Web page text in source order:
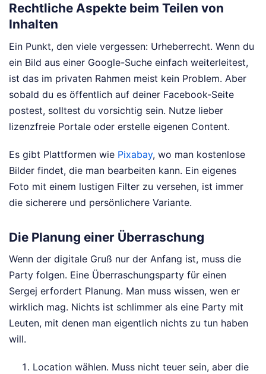
Rechtliche Aspekte beim Teilen von
Inhalten
Ein Punkt, den viele vergessen: Urheberrecht. Wenn du
ein Bild aus einer Google-Suche einfach weiterleitest,
ist das im privaten Rahmen meist kein Problem. Aber
sobald du es öffentlich auf deiner Facebook-Seite
postest, solltest du vorsichtig sein. Nutze lieber
lizenzfreie Portale oder erstelle eigenen Content.
Es gibt Plattformen wie Pixabay, wo man kostenlose
Bilder findet, die man bearbeiten kann. Ein eigenes
Foto mit einem lustigen Filter zu versehen, ist immer
die sicherere und persönlichere Variante.
Die Planung einer Überraschung
Wenn der digitale Gruß nur der Anfang ist, muss die
Party folgen. Eine Überraschungsparty für einen
Sergej erfordert Planung. Man muss wissen, wen er
wirklich mag. Nichts ist schlimmer als eine Party mit
Leuten, mit denen man eigentlich nichts zu tun haben
will.
Location wählen. Muss nicht teuer sein, aber die